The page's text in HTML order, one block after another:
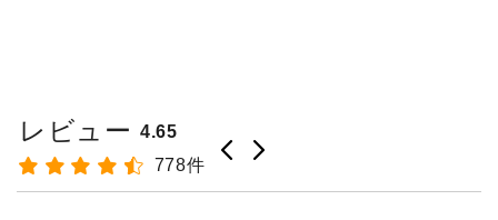
レビュー 4.65
778件